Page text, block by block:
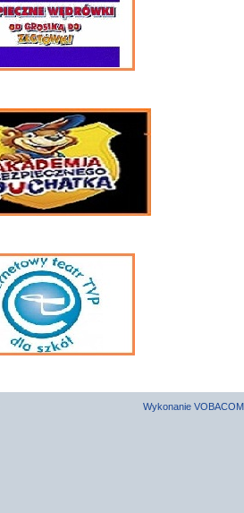
Wykonanie VOBACOM